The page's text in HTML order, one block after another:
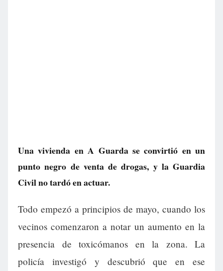
Una vivienda en A Guarda se convirtió en un
punto negro de venta de drogas, y la Guardia
Civil no tardó en actuar.
Todo empezó a principios de mayo, cuando los
vecinos comenzaron a notar un aumento en la
presencia de toxicómanos en la zona. La
policía investigó y descubrió que en ese